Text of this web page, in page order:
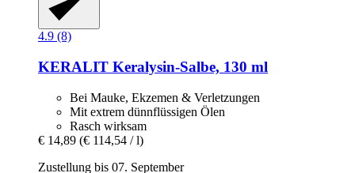
4.9 (8)
KERALIT Keralysin-​Salbe, 130 ml
Bei Mauke, Ekzemen & Verletzungen
Mit extrem dünnflüssigen Ölen
Rasch wirksam
€ 14,89 (€ 114,54 / l)
Zustellung bis 07. September